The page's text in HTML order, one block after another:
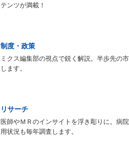
テンツが満載！
制度・政策
ミクス編集部の視点で鋭く解説。半歩先の
します。
リサーチ
医師やＭＲのインサイトを浮き彫りに。病
用状況も毎年調査します。